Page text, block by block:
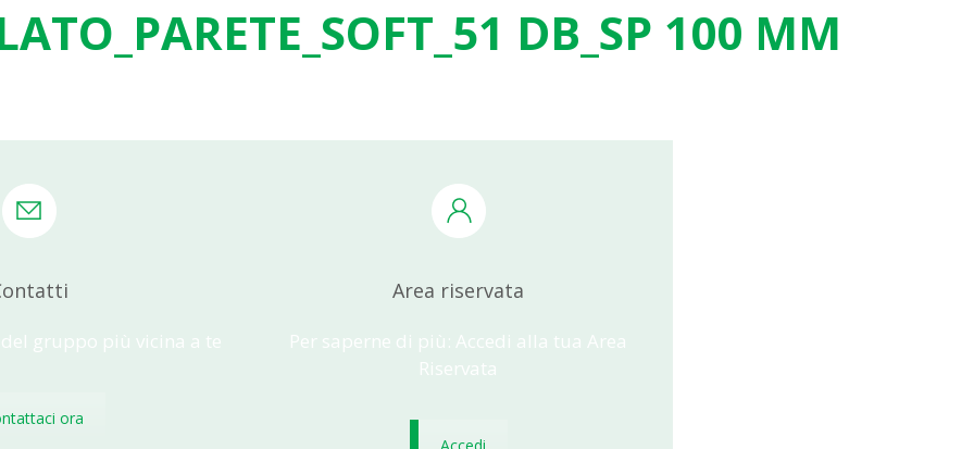
DB_SP 100 MM
gruppo più vicina a te
ora
Area riservata
Per saperne di più: Accedi alla tua Area
Riservata